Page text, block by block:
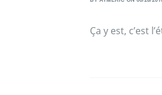
Ça y est, c’est